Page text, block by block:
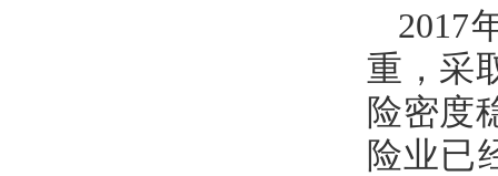
2017
重，采
险密度
险业已